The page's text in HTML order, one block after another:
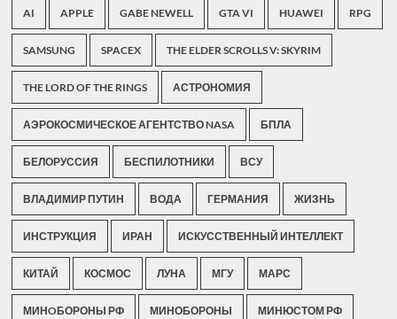
AI APPLE GABE NEWELL GTA VI HUAWEI RPG
SAMSUNG SPACEX THE ELDER SCROLLS V: SKYRIM
THE LORD OF THE RINGS АСТРОНОМИЯ
АЭРОКОСМИЧЕСКОЕ АГЕНТСТВО NASA БПЛА
БЕЛОРУССИЯ БЕСПИЛОТНИКИ ВСУ
ВЛАДИМИР ПУТИН ВОДА ГЕРМАНИЯ ЖИЗНЬ
ИНСТРУКЦИЯ ИРАН ИСКУССТВЕННЫЙ ИНТЕЛЛЕКТ
КИТАЙ КОСМОС ЛУНА МГУ МАРС
МИНOБОРОНЫ РФ МИНОБОРОНЫ МИНЮСТОМ РФ